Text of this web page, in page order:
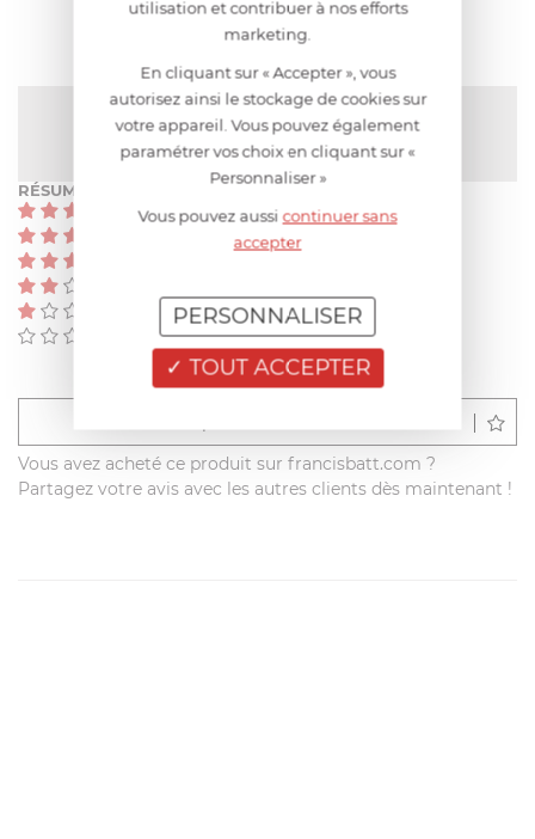
NOTE MOYENNE
Pas encore de note
RÉSUMÉ
(0)
Vous avez acheté ce produit sur francisbatt.com ?
Partagez votre avis avec les autres clients dès maintenant !
utilisation et contribuer à nos efforts
marketing.
En cliquant sur « Accepter », vous
autorisez ainsi le stockage de cookies sur
votre appareil. Vous pouvez également
paramétrer vos choix en cliquant sur «
Personnaliser »
Vous pouvez aussicontinuer sans
accepter
TOUT ACCEPTER
PERSONNALISER